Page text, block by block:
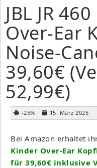
JBL JR
Over-Ear
Noise-
39,60€
52,99€)
-25% 15. März 2025
Bei Amazon erhaltet
Kinder Over-Ear
für 39,60€ inklusive